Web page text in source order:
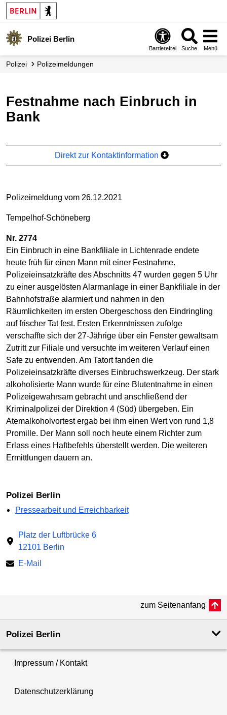
Polizei Berlin
Barrierefrei Suche Menü
Polizei Polizei­meldungen
Festnahme nach Einbruch in
Bank
Direkt zur Kontaktinformation
Polizeimeldung vom 26.12.2021
Tempelhof-Schöneberg
Nr. 2774
Ein Einbruch in eine Bankfiliale in Lichtenrade endete
heute früh für einen Mann mit einer Festnahme.
Polizeieinsatzkräfte des Abschnitts 47 wurden gegen 5 Uhr
zu einer ausgelösten Alarmanlage in einer Bankfiliale in der
Bahnhofstraße alarmiert und nahmen in den
Räumlichkeiten im ersten Obergeschoss den Eindringling
auf frischer Tat fest. Ersten Erkenntnissen zufolge
verschaffte sich der 27-Jährige über ein Fenster gewaltsam
Zutritt zur Filiale und versuchte im weiteren Verlauf einen
Safe zu entwenden. Am Tatort fanden die
Polizeieinsatzkräfte diverses Einbruchswerkzeug. Der stark
alkoholisierte Mann wurde für eine Blutentnahme in einen
Polizeigewahrsam gebracht und anschließend der
Kriminalpolizei der Direktion 4 (Süd) übergeben. Ein
Atemalkoholvortest ergab bei ihm einen Wert von rund 1,8
Promille. Der Mann soll noch heute einem Richter zum
Erlass eines Haftbefehls überstellt werden. Die weiteren
Ermittlungen dauern an.
Polizei Berlin
Pressearbeit und Erreichbarkeit
Platz der Luftbrücke 6
12101 Berlin
E-Mail
zum Seitenanfang
Polizei Berlin
Impressum / Kontakt
Datenschutzerklärung